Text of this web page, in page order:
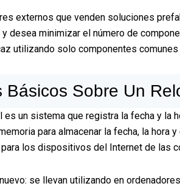
externos que venden soluciones
desea minimizar el número de
utilizando solo componentes
Básicos Sobre Un
es un sistema que registra la fecha y la
para almacenar la fecha, la hora
los dispositivos del Internet de las
se llevan utilizando en